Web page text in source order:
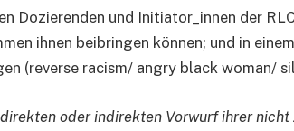
Dozierenden und Initiator_innen der
ihnen beibringen können; und in
(reverse racism/ angry black woman/
oder indirekten Vorwurf ihrer